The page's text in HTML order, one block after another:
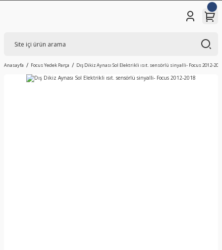
Anasayfa Focus Yedek Parça Dış Dikiz Aynası Sol Elektrikli ısıt. sensörlü sinyalli- Focus 2012-